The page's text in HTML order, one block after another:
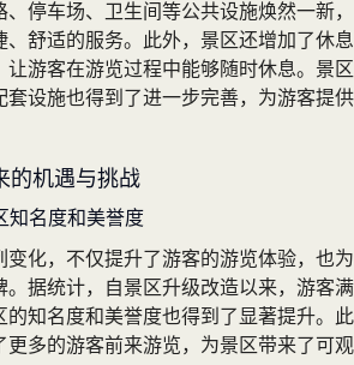
停车场、卫生间等公共设施焕然一新，
、舒适的服务。此外，景区还增加了休息
让游客在游览过程中能够随时休息。景区
套设施也得到了进一步完善，为游客提供
的机遇与挑战
知名度和美誉度
变化，不仅提升了游客的游览体验，也为
。据统计，自景区升级改造以来，游客满
的知名度和美誉度也得到了显著提升。此
更多的游客前来游览，为景区带来了可观